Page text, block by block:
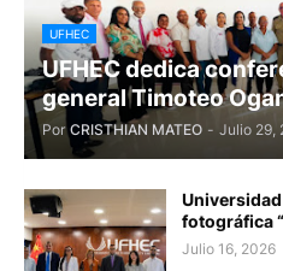
UFHEC
UFHEC dedica
general Timoteo
Por CRISTHIAN MATEO - Julio 29,
fotográfica
Julio 16, 2026